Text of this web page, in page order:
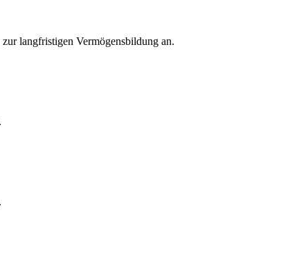
langfristigen Vermögensbildung an.